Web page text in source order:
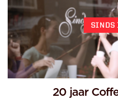
SINDS
20 jaar